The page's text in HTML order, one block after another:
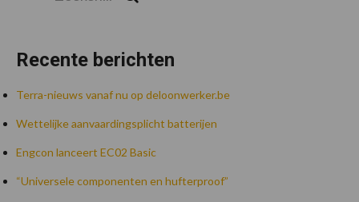
Recente berichten
Terra-nieuws vanaf nu op deloonwerker.be
Wettelijke aanvaardingsplicht batterijen
Engcon lanceert EC02 Basic
“Universele componenten en hufterproof”